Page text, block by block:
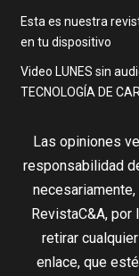
Esta es nuestra
en tu dispositivo
Video LUNES sin
TECNOLOGÍA DE
Las opiniones
responsabilidad
RevistaC&A,
retirar
enlace, que